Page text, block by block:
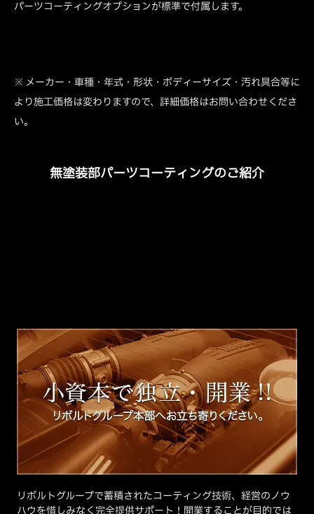
パーツコーティングオプションが標準で付属します。
※ メーカー・車種・年式・形状・ボディーサイズ・汚れ具合等に
より施工価格は変わりますので、詳細価格はお問い合わせくださ
い。
無塗装部パーツコーティングのご紹介
リボルトグループで蓄積されたコーティング技術、経営のノウ
ハウを惜しみなく完全提供サポート！開業することが目的では